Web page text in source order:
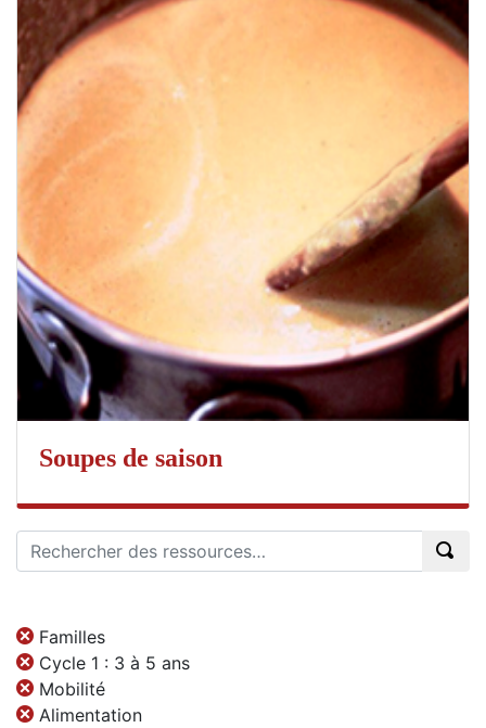
Soupes de saison
Familles
Cycle 1 : 3 à 5 ans
Mobilité
Alimentation